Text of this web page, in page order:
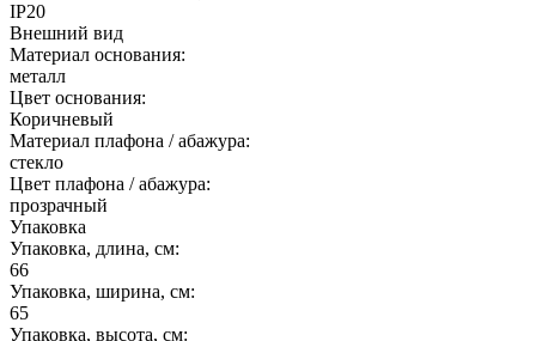
IP20
Внешний вид
Материал основания:
металл
Цвет основания:
Коричневый
Материал плафона / абажура:
стекло
Цвет плафона / абажура:
прозрачный
Упаковка
Упаковка, длина, см:
66
Упаковка, ширина, см:
65
Упаковка, высота, см: